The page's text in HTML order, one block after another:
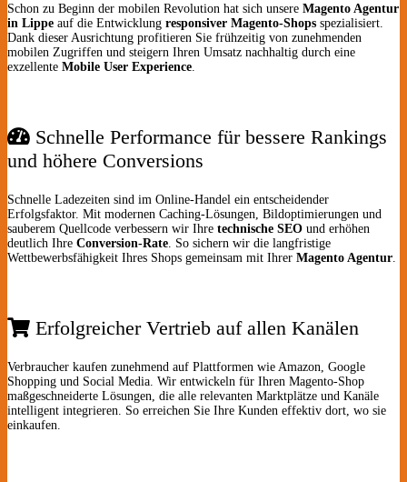
Schon zu Beginn der mobilen Revolution hat sich unsere Magento Agentur
in Lippe auf die Entwicklung responsiver Magento-Shops spezialisiert.
Dank dieser Ausrichtung profitieren Sie frühzeitig von zunehmenden
mobilen Zugriffen und steigern Ihren Umsatz nachhaltig durch eine
exzellente Mobile User Experience
Schnelle Performance für bessere Rankings
und höhere Conversions
Schnelle Ladezeiten sind im Online-Handel ein entscheidender
Erfolgsfaktor. Mit modernen Caching-Lösungen, Bildoptimierungen und
sauberem Quellcode verbessern wir Ihre technische SEO und erhöhen
deutlich Ihre Conversion-Rate . So sichern wir die langfristige
Wettbewerbsfähigkeit Ihres Shops gemeinsam mit Ihrer Magento Agentur
Erfolgreicher Vertrieb auf allen Kanälen
Verbraucher kaufen zunehmend auf Plattformen wie Amazon, Google
Shopping und Social Media. Wir entwickeln für Ihren Magento-Shop
maßgeschneiderte Lösungen, die alle relevanten Marktplätze und Kanäle
intelligent integrieren. So erreichen Sie Ihre Kunden effektiv dort, wo sie
einkaufen.